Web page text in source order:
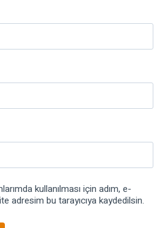
kullanılması için adım, e-
adresim bu tarayıcıya kaydedilsin.